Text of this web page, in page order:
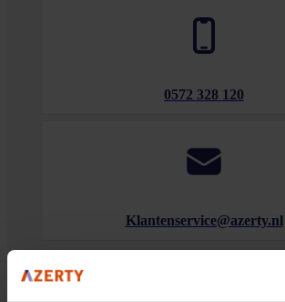
0572 328 120
Klantenservice@azerty.nl